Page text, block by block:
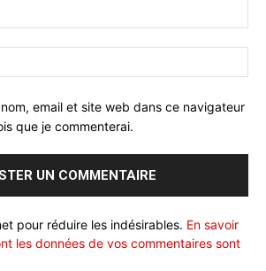
email et site web dans ce navigateur
que je commenterai.
pour réduire les indésirables. En savoir
les données de vos commentaires sont